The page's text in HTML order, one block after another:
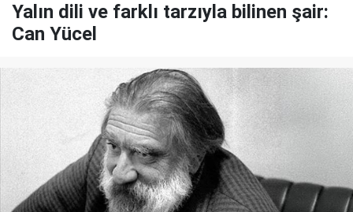
Yalın dili ve farklı tarzıyla bilinen şair:
Can Yücel